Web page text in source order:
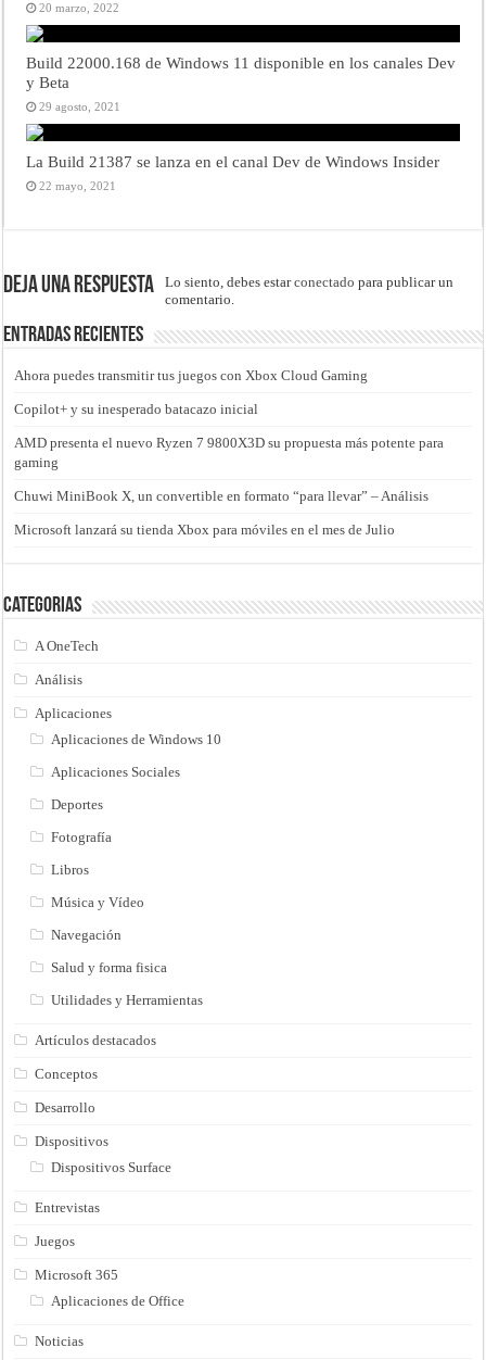
20 marzo, 2022
Build 22000.168 de Windows 11 disponible en los canales Dev
y Beta
29 agosto, 2021
La Build 21387 se lanza en el canal Dev de Windows Insider
22 mayo, 2021
Deja una respuesta Lo siento, debes estarconectado para publicar un
comentario.
Entradas recientes
Ahora puedes transmitir tus juegos con Xbox Cloud Gaming
Copilot+ y su inesperado batacazo inicial
AMD presenta el nuevo Ryzen 7 9800X3D su propuesta más potente para
gaming
Chuwi MiniBook X, un convertible en formato “para llevar” – Análisis
Microsoft lanzará su tienda Xbox para móviles en el mes de Julio
Categorias
A OneTech
Análisis
Aplicaciones
Aplicaciones de Windows 10
Aplicaciones Sociales
Deportes
Fotografía
Libros
Música y Vídeo
Navegación
Salud y forma fisica
Utilidades y Herramientas
Artículos destacados
Conceptos
Desarrollo
Dispositivos
Dispositivos Surface
Entrevistas
Juegos
Microsoft 365
Aplicaciones de Office
Noticias